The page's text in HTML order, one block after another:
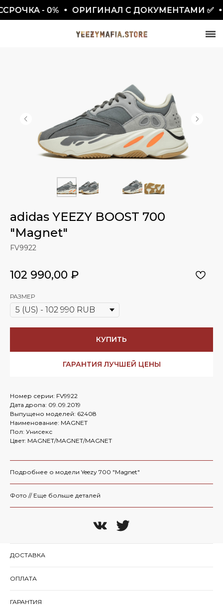
- 0% ОРИГИНАЛ С ДОКУМЕНТАМИ ✅
СКИДКА 7777₽ ПО ПРОМОКОДУ BLACKFRIDAY
adidas YEEZY BOOST 700
"Magnet"
FV9922
102 990,00 ₽
РАЗМЕР
КУПИТЬ
ГАРАНТИЯ ЛУЧШЕЙ ЦЕНЫ
Номер серии: FV9922
Дата дропа: 09.09.2019
Выпущено моделей: 62408
Наименование: MAGNET
Пол: Унисекс
Цвет: MAGNET/MAGNET/MAGNET
Подробнее о модели Yeezy 700 "Magnet"
Фото // Еще больше деталей
ДОСТАВКА
ОПЛАТА
ГАРАНТИЯ